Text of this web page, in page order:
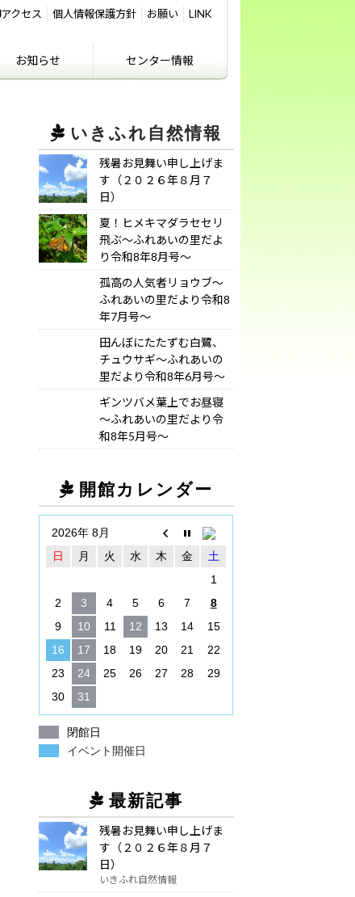
アクセス 個人情報保護方針 お願い LINK
お知らせ センター情報
いきふれ自然情報
残暑お見舞い申し上げま
す（２０２６年８月７
日）
夏！ヒメキマダラセセリ
飛ぶ～ふれあいの里だよ
り令和8年8月号～
孤高の人気者リョウブ～
ふれあいの里だより令和8
年7月号～
田んぼにたたずむ白鷺、
チュウサギ～ふれあいの
里だより令和8年6月号～
ギンツバメ葉上でお昼寝
～ふれあいの里だより令
和8年5月号～
開館カレンダー
2026年 8月
日
月 火 水 木 金
土
1
2
3 4 5 6 7
8
9
10 11 12 13 14
15
16
17 18 19 20 21
22
23
24 25 26 27 28
29
30
31
閉館日
イベント開催日
最新記事
残暑お見舞い申し上げま
す（２０２６年８月７
日）
いきふれ自然情報